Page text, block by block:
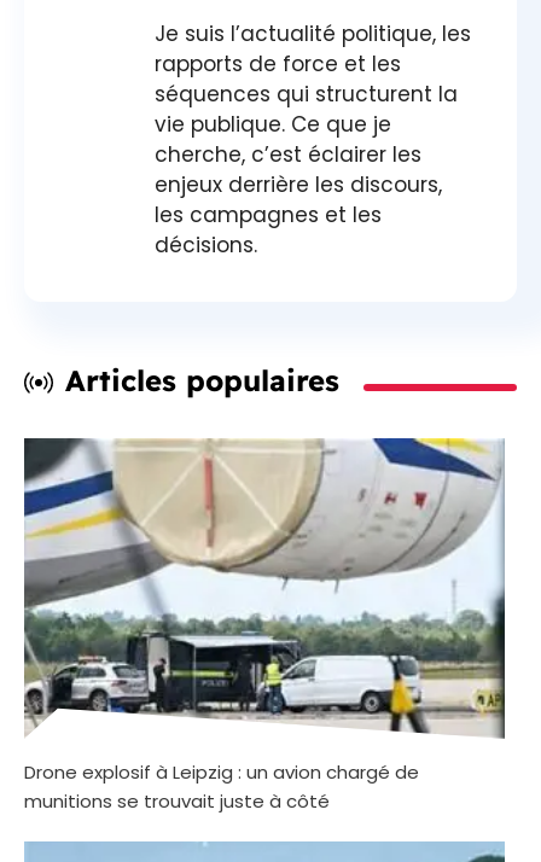
Je suis l’actualité politique, les
rapports de force et les
séquences qui structurent la
vie publique. Ce que je
cherche, c’est éclairer les
enjeux derrière les discours,
les campagnes et les
décisions.
Articles populaires
Drone explosif à Leipzig : un avion chargé de
munitions se trouvait juste à côté